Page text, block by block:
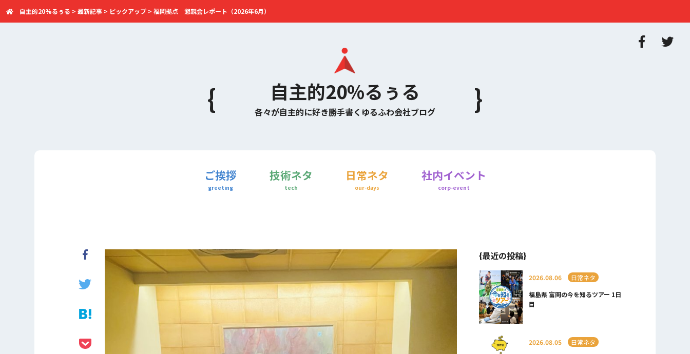
自主的20%るぅる
各々が自主的に好き勝手書くゆるふわ会社ブログ
自主的20%るぅる > 最新記事 > ピックアップ > 福岡拠点 懇親会レポート（2026年6月）
ご挨拶
greeting
技術ネタ
tech
日常ネタ
our-days
社内イベント
corp-event
{最近の投稿}
2026.08.06
日常ネタ
福島県 富岡の今を知るツアー 1日
目
2026.08.05
日常ネタ